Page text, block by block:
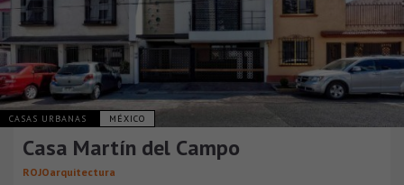
CASAS URBANAS MÉXICO
Casa Martín del Campo
ROJOarquitectura